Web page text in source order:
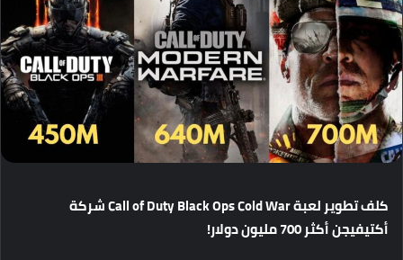
كلفتطويرلعبة
شركة
أكتيفيجنأكثر مليوندولار!